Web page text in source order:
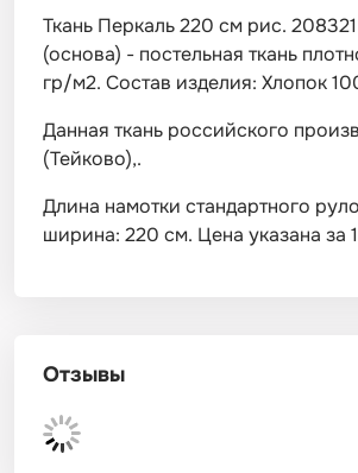
Ткань Перкаль 220 см рис. 208321
(основа) - постельная ткань
гр/м2. Состав изделия: Хлопок
Данная ткань российского
(Тейково),.
Длина намотки стандартного
ширина: 220 см. Цена указана за
Отзывы